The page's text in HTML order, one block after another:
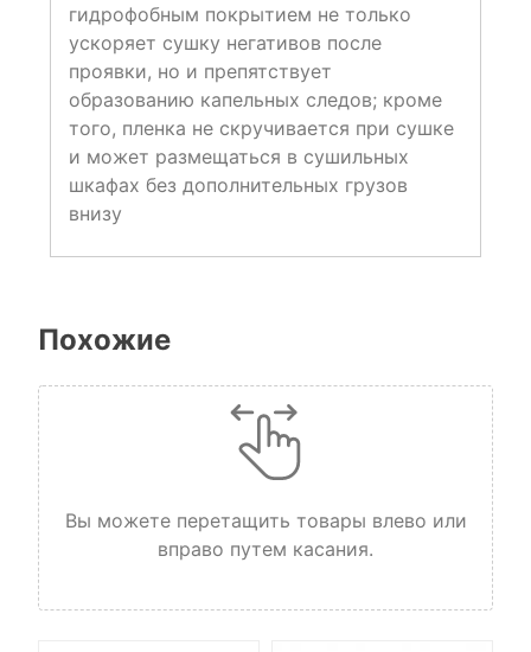
гидрофобным покрытием не только
ускоряет сушку негативов после
проявки, но и препятствует
образованию капельных следов; кроме
того, пленка не скручивается при сушке
и может размещаться в сушильных
шкафах без дополнительных грузов
внизу
Похожие
Вы можете перетащить товары влево или
вправо путем касания.